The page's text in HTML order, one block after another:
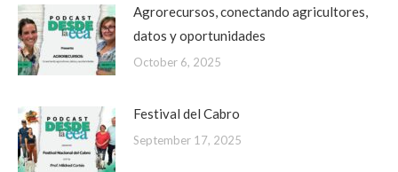
Agrorecursos, conectando agricultores,
datos y oportunidades
October 6, 2025
Festival del Cabro
September 17, 2025